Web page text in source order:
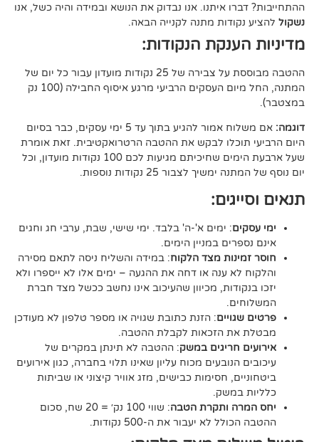
איתנו. אנו נבדוק את הנושא ובמידה והיה כשל, אנו
מתנה לקנייה הבאה.
הנקודות:
ההטבה מבוססת על צבירה של 25 נקודות מועדון עבור כל יום של
המתנה, החל מיום העסקים הרביעי מרגע איסוף החבילה (100 נק
אם משלוח אמור להגיע בתוך עד 5 ימי עסקים, כבר בסיום
לבקש את ההטבה הרטרואקטיבית. זאת אומרת
שעל ארבעת הימים שחיכיתם מגיעות לכם 100 נקודות מועדון, וכל
לצבור 25 נקודות נוספות.
: ימים א'-ה' בלבד. ימי שישי, שבת, ערבי חג וחגים
במניין הימים.
מצד הלקוח: במידה והשליח ניסה לתאם מסירה
ענה או דחה את ההגעה – ימים אלו לא ייספרו ולא
מכיוון שהעיכוב אינו נחשב ככשל מצד חברת
: הזנת כתובת שגויה או מספר טלפון לא מעודכן
הזכאות לקבלת ההטבה.
חריגים במשק: ההטבה לא תינתן במקרים של
מכוח עליון שאינו תלוי בחברה, כגון אירועים
חסימות כבישים, מזג אוויר קיצוני או שביתות
ותקרת הטבה
: שווי 100 נק׳ = 20 שח, סכום
לא יעבור את ה-500 נקודות.